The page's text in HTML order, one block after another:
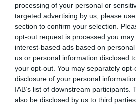
processing of your personal or
targeted advertising by us, please
section to confirm your selection.
opt-out request is processed you may
interest-based ads based on
us or personal information disclosed
your opt-out. You may separately
disclosure of your personal
IAB’s list of downstream participants.
also be disclosed by us to third
η επιμέλεια ειδήσεων
16.02.26
Όταν ο επικεφαλής της FTC στέλνει
έναν CEO για το πως επιμελείται
πολιτικό μήνυμα. Η υπόθεση Apple
Αμερική του 2026 η τεχνολογία δεν